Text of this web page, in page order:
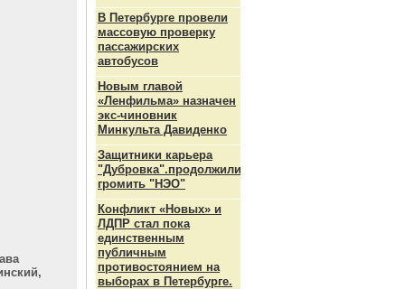
В Петербурге провели
массовую проверку
пассажирских
автобусов
Новым главой
«Ленфильма» назначен
экс-чиновник
Минкульта Давиденко
Защитники карьера
"Дубровка".продолжили
громить "НЭО"
Конфликт «Новых» и
ЛДПР стал пока
единственным
публичным
противостоянием на
выборах в Петербурге.